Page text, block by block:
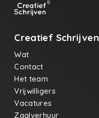
Creatief Schrijven
Wat
Contact
Het team
Vrijwilligers
Vacatures
Zaalverhuur